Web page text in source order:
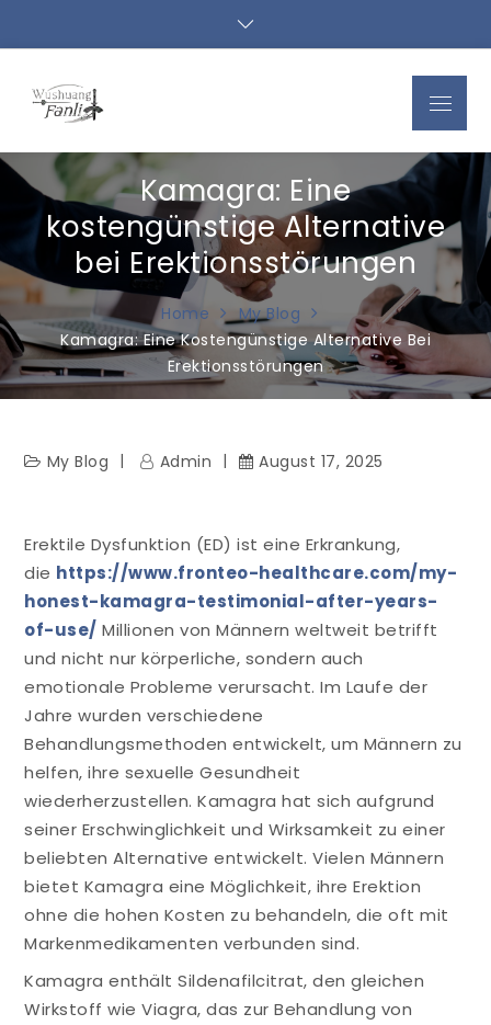
Menu
Kamagra: Eine
kostengünstige Alternative
bei Erektionsstörungen
Home
My Blog
Kamagra: Eine Kostengünstige Alternative Bei
Erektionsstörungen
My Blog Admin August 17, 2025
Erektile Dysfunktion (ED) ist eine Erkrankung,
die https://www.fronteo-healthcare.com/my-
honest-kamagra-testimonial-after-years-
of-use/ Millionen von Männern weltweit betrifft
und nicht nur körperliche, sondern auch
emotionale Probleme verursacht. Im Laufe der
Jahre wurden verschiedene
Behandlungsmethoden entwickelt, um Männern zu
helfen, ihre sexuelle Gesundheit
wiederherzustellen. Kamagra hat sich aufgrund
seiner Erschwinglichkeit und Wirksamkeit zu einer
beliebten Alternative entwickelt. Vielen Männern
bietet Kamagra eine Möglichkeit, ihre Erektion
ohne die hohen Kosten zu behandeln, die oft mit
Markenmedikamenten verbunden sind.
Kamagra enthält Sildenafilcitrat, den gleichen
Wirkstoff wie Viagra, das zur Behandlung von